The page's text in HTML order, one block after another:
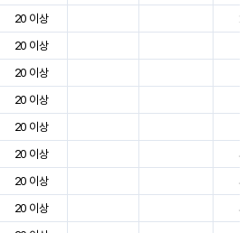
20 이상
20 이상
20 이상
20 이상
20 이상
20 이상
20 이상
20 이상